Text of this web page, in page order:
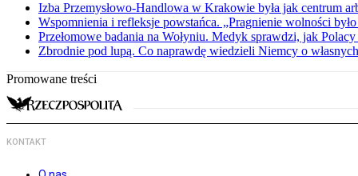
Izba Przemysłowo-Handlowa w Krakowie była jak centrum
Wspomnienia i refleksje powstańca. „Pragnienie wolności
Przełomowe badania na Wołyniu. Medyk sprawdzi, jak
Zbrodnie pod lupą. Co naprawdę wiedzieli Niemcy o
Promowane treści
KONTAKT